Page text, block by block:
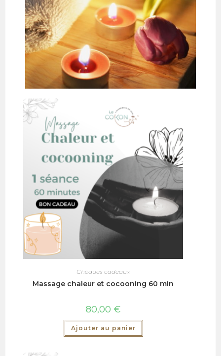
Chèques cadeaux
Massage chaleur et cocooning 60 min
80,00 €
Ajouter au panier